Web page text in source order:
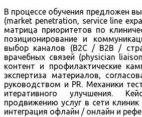
В процессе обучения предложен
(market penetration, service line
матрица приоритетов по
позиционирование и
выбор каналов (B2C / B2B /
врачебных связей (physician
контент и профилактические
экспертиза материалов,
руководством и PR. Механики
итеративного улучшения.
продвижению услуг в сети
интеграция офлайн / онлайн и